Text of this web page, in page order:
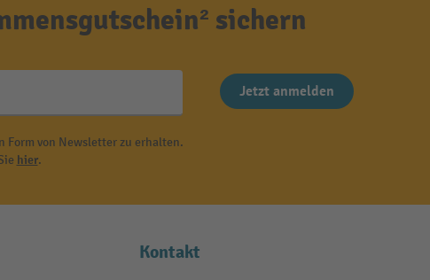
sichern
Jetzt anmelden
Form von Newsletter zu erhalten.
hier.
Kontakt